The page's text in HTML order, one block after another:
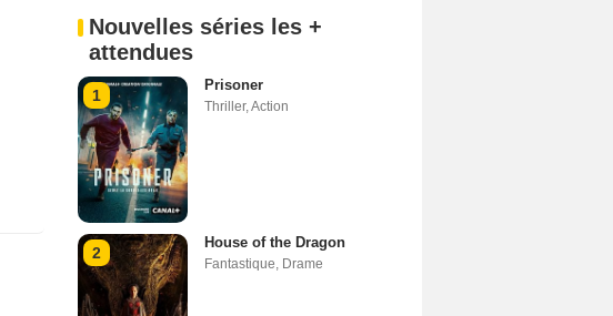
Nouvelles séries les +
attendues
1
Prisoner
Thriller,Action
2
House of the Dragon
Fantastique, Drame